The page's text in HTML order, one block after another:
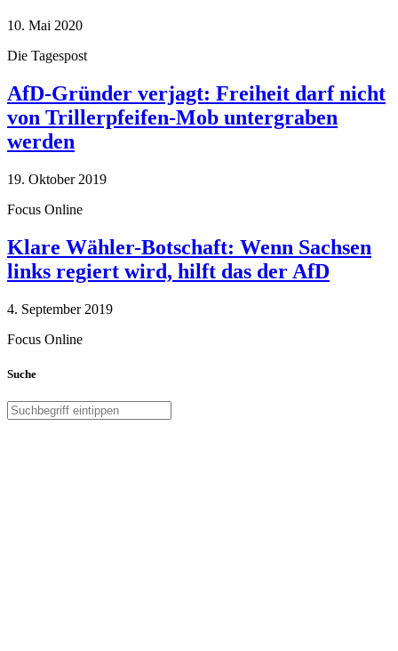
10. Mai 2020
Die Tagespost
AfD-Gründer verjagt: Freiheit darf nicht
von Trillerpfeifen-Mob untergraben
werden
19. Oktober 2019
Focus Online
Klare Wähler-Botschaft: Wenn Sachsen
links regiert wird, hilft das der AfD
4. September 2019
Focus Online
Suche